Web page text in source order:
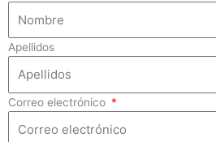
Apellidos
Correo electrónico